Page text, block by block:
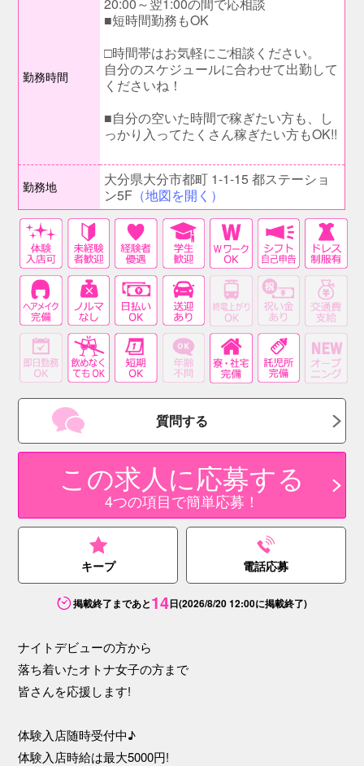
勤務時間
20:00～翌1:00の間で応相談
■短時間勤務もOK
□時間帯はお気軽にご相談ください。
自分のスケジュールに合わせて出勤して
くださいね！
■自分の空いた時間で稼ぎたい方も、し
っかり入ってたくさん稼ぎたい方もOK!!
勤務地
大分県大分市都町 1-1-15 都ステーショ
ン5F （地図を開く）
質問する
この求人に応募する
4つの項目で簡単応募！
キープ 電話応募
掲載終了まであと14日(2026/8/20 12:00に掲載終了)
ナイトデビューの方から
落ち着いたオトナ女子の方まで
皆さんを応援します!
体験入店随時受付中♪
体験入店時給は最大5000円!